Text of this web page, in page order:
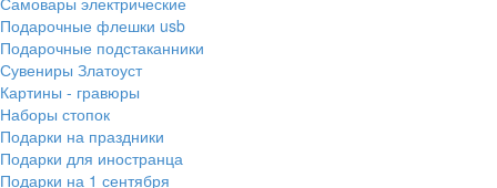
Подарочные флешки usb
Подарочные подстаканники
Сувениры Златоуст
Картины - гравюры
Наборы стопок
Подарки на праздники
Подарки для иностранца
Подарки на 1 сентября